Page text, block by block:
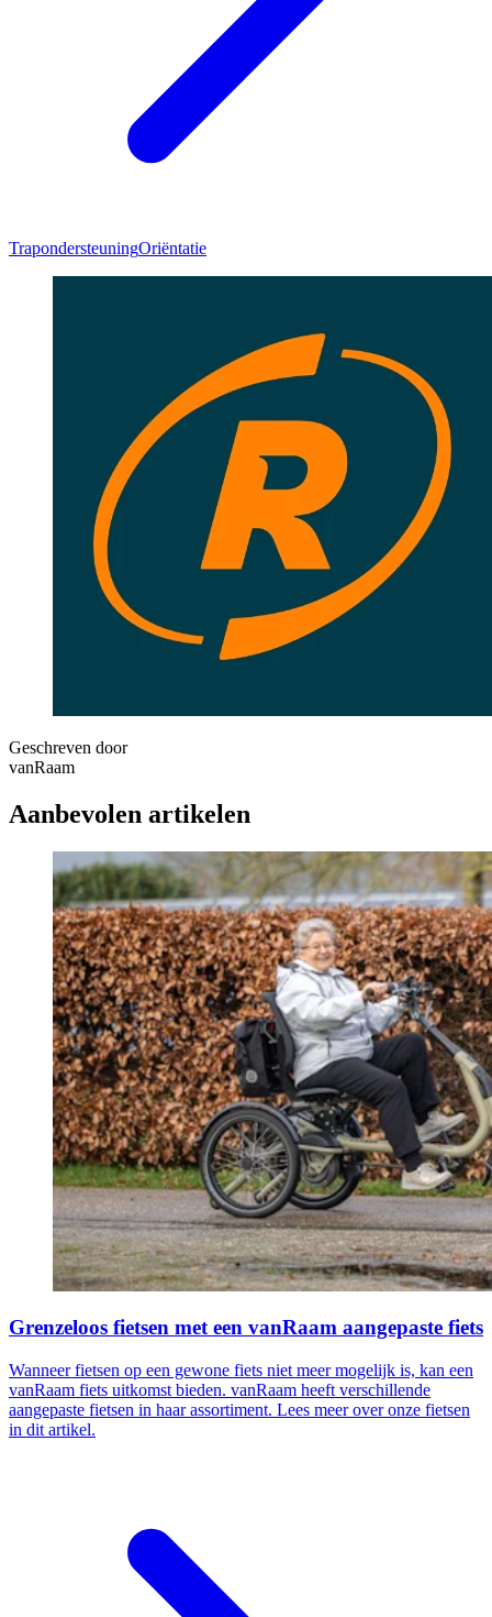
TrapondersteuningOriëntatie
Geschreven door
vanRaam
Aanbevolen artikelen
Grenzeloos fietsen met een vanRaam aangepaste fiets
Wanneer fietsen op een gewone fiets niet meer mogelijk is, kan een
vanRaam fiets uitkomst bieden. vanRaam heeft verschillende
aangepaste fietsen in haar assortiment. Lees meer over onze fietsen
in dit artikel.